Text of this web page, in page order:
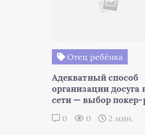
Отец ребёнка
Адекватный способ
организации досуга
сети — выбор
0 0 2 мин.